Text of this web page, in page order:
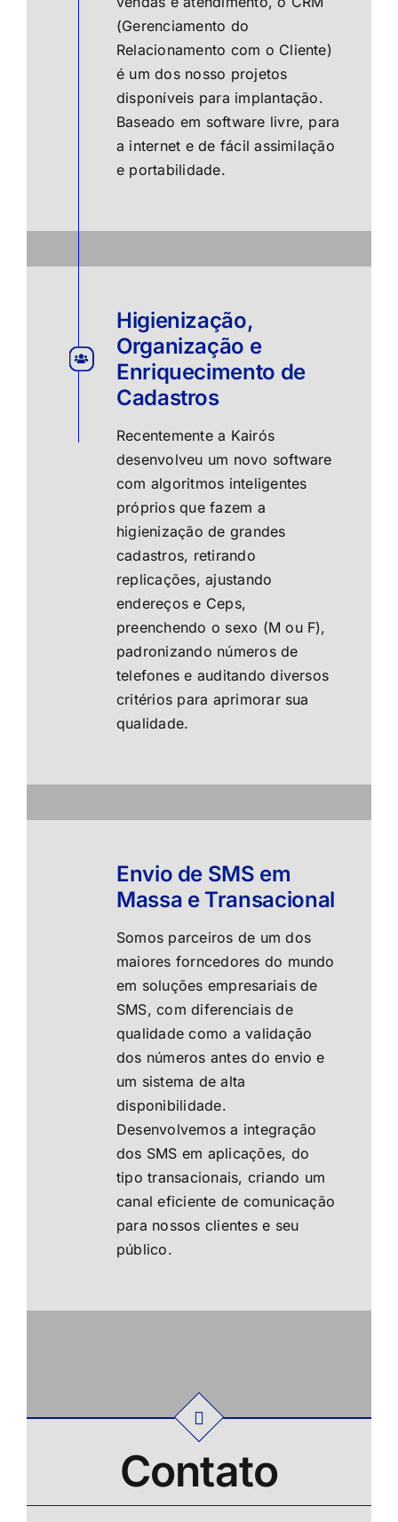
(Gerenciamento do
Relacionamento com o Cliente)
é um dos nosso projetos
disponíveis para implantação.
Baseado em software livre, para
a internet e de fácil assimilação
e portabilidade.
Higienização,
Organização e
Enriquecimento de
Cadastros
Recentemente a Kairós
desenvolveu um novo software
com algoritmos inteligentes
próprios que fazem a
higienização de grandes
cadastros, retirando
replicações, ajustando
endereços e Ceps,
preenchendo o sexo (M ou F),
padronizando números de
telefones e auditando diversos
critérios para aprimorar sua
qualidade.
Envio de SMS em
Massa e Transacional
Somos parceiros de um dos
maiores forncedores do mundo
em soluções empresariais de
SMS, com diferenciais de
qualidade como a validação
dos números antes do envio e
um sistema de alta
disponibilidade.
Desenvolvemos a integração
dos SMS em aplicações, do
tipo transacionais, criando um
canal eficiente de comunicação
para nossos clientes e seu
público.
Contato